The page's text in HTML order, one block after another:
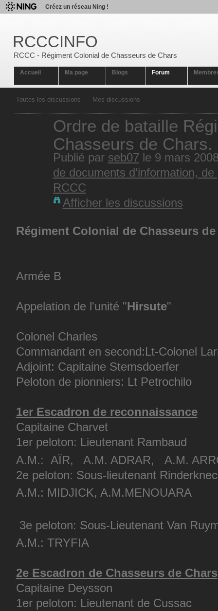
Créez un réseau Ning !
RCCCINFO
RCCC - Régiment Colonial de Chasseurs de Chars
Accueil Ma page Blogs Forum
Toutes les discussions Mes discussions
Ordre de bataille
Chasseurs de Chars.
Publié par seb07 le 9 mars
de documents d'information,
RCCC
Afficher les discussions
Régiment Colonial de Chasseurs de
Armée B
Appelation de l'unité "Hirsute"
Colonel Charles
Commandant en second:Lt-Colonel
Adjoint: Capitaine Stemsdoerfer
Peloton de pionniers: Lt Petrochilo
1er Escadron de reconnaissance
Capitaine Charvet
1er peloton: Lieutenant Rambaud
A.M.: AÏR, A.M. ADRAR, A.M.
2e peloton: Sous-lieutenant
A.M.: MIDJICK, A.M.MENOUARA
3e peloton: Sous-Lieutenant Van
A.M.: TRYFIA
2e Escadron de Chasseurs de Chars
Capitaine Deysson
1er peloton: Lieutenant de Cussac